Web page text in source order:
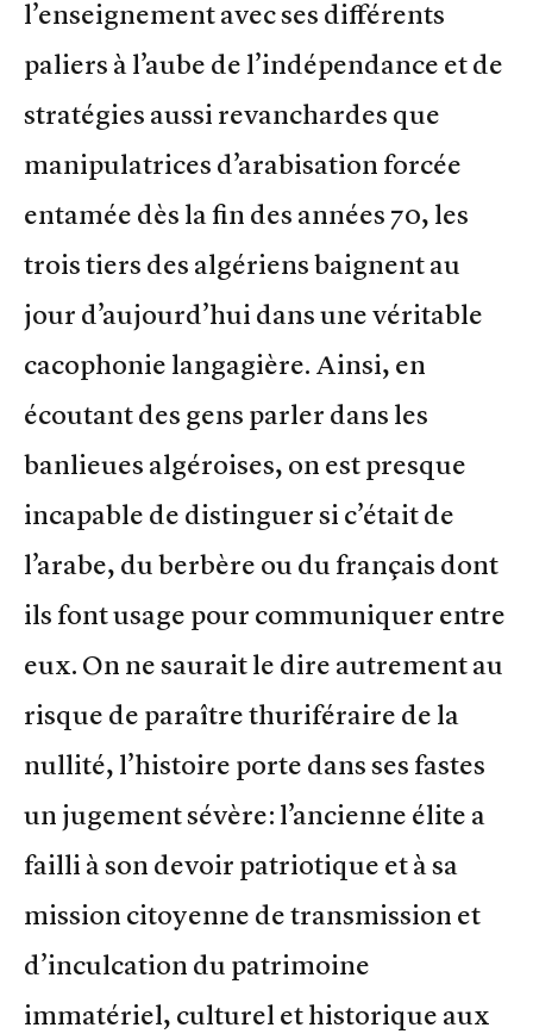
l’enseignement avec ses différents
paliers à l’aube de l’indépendance et de
stratégies aussi revanchardes que
manipulatrices d’arabisation forcée
entamée dès la fin des années 70, les
trois tiers des algériens baignent au
jour d’aujourd’hui dans une véritable
cacophonie langagière. Ainsi, en
écoutant des gens parler dans les
banlieues algéroises, on est presque
incapable de distinguer si c’était de
l’arabe, du berbère ou du français dont
ils font usage pour communiquer entre
eux. On ne saurait le dire autrement au
risque de paraître thuriféraire de la
nullité, l’histoire porte dans ses fastes
un jugement sévère: l’ancienne élite a
failli à son devoir patriotique et à sa
mission citoyenne de transmission et
d’inculcation du patrimoine
immatériel, culturel et historique aux